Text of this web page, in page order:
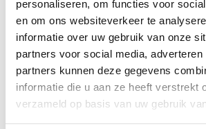
personaliseren, om functies voor
en om ons websiteverkeer te
informatie over uw gebruik van onze
partners voor social media,
partners kunnen deze gegevens
informatie die u aan ze heeft verstrekt
verzameld op basis van uw gebruik